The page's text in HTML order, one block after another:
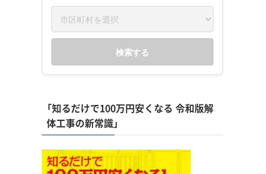
検索する
「知るだけで100万円安くなる 令和版解
体工事の新常識」